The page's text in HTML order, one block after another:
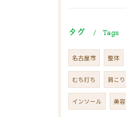
タグ Tags
名古屋市 整体
むち打ち 肩こり
インソール 美容